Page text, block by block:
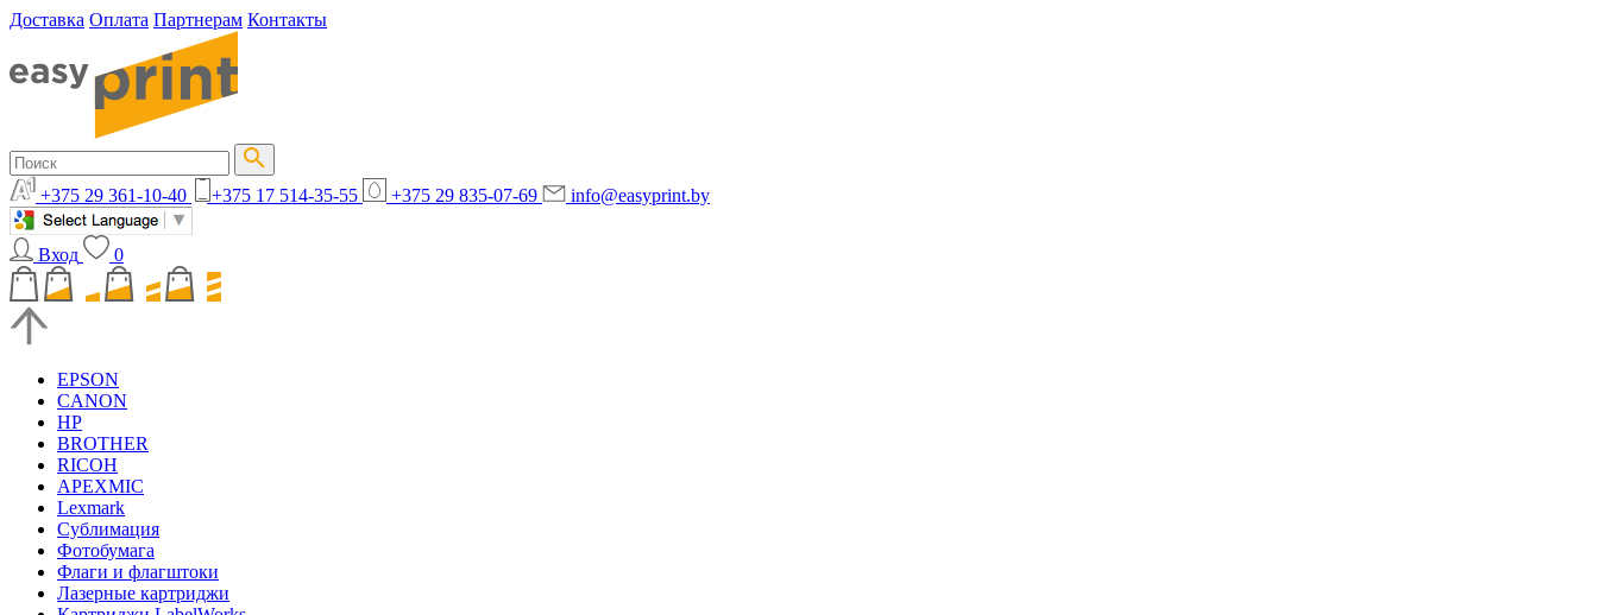
Доставка Оплата Партнерам Контакты
+375 29 361-10-40 +375 17 514-35-55 +375 29 835-07-69 info@easyprint.by
Вход 0
EPSON
CANON
HP
BROTHER
RICOH
APEXMIC
Lexmark
Сублимация
Фотобумага
Флаги и флагштоки
Лазерные картриджи